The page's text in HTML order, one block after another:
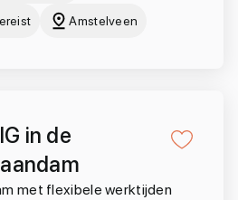
Amstelveen
in de
met flexibele werktijden